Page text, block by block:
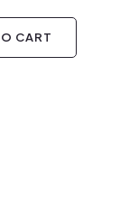
CART